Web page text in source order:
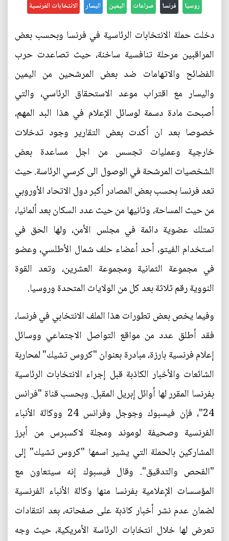
روسيا فرنسا صراعات اليمين اليسار الانتخابات الفرنسية
دخلت حملة الانتخابات الرئاسية في فرنسا وبحسب بعض
المراقبين مرحلة تنافسية ساخنة، حيث تصاعدت حرب
الفضائح والاتهامات ضد بعض المرشحين من اليمين
واليسار مع اقتراب موعد الاستحقاق الرئاسي، والتي
أصبحت مادة دسمة لوسائل الإعلام في هذا البد المهم،
خصوصا بعد ان أكدت بعض التقارير وجود تدخلات
خارجية وعمليات تجسس من اجل مساعدة بعض
الشخصيات المرشحة في الوصول الى كرسي الرئاسة. حيث
تعد فرنسا بحسب بعض المصادر أكبر دول الاتحاد الأوروبي
من حيث المساحة، وثانيها من حيث عدد السكان بعد ألمانيا،
تمتلك عضوية دائمة في مجلس الأمن، ولها الحق في
استخدام الفيتو، أحد أعضاء حلف شمال الأطلسي، وعضو
في مجموعة الثمانية ومجموعة العشرين، وتعد القوة
النووية رقم ثلاثة بعد كل من الولايات المتحدة وروسيا.
وفيما يخص بعض تطورات هذا الملف الانتخابي في فرنسا،
فقد أطلق عدد من مواقع التواصل الاجتماعي ووسائل
إعلام فرنسية بارزة، مبادرة بعنوان "كروس تشيك" لمحاربة
الشائعات والأخبار الكاذبة قبل إجراء الانتخابات الرئاسية
بفرنسا المقرر لها أوائل إبريل المقبل. وبحسب قناة "فرانس
24"، فإن فيسبوك وجوجل وفرانس 24 ووكالة الأنباء
الفرنسية وصحيفة لوموند ومجلة لاكسبرس من أبرز
المشاركين بالحملة التي يشير اسمها "كروس تشيك" إلى
"الفحص والتدقيق". وقال فيسبوك إنه سيتعاون مع
المؤسسات الإعلامية بفرنسا منها وكالة الأنباء الفرنسية
لضمان عدم نشر أخبار كاذبة على صفحاته، بعد انتقادات
تعرض لها خلال انتخابات الرئاسة الأمريكية، حيث وجه